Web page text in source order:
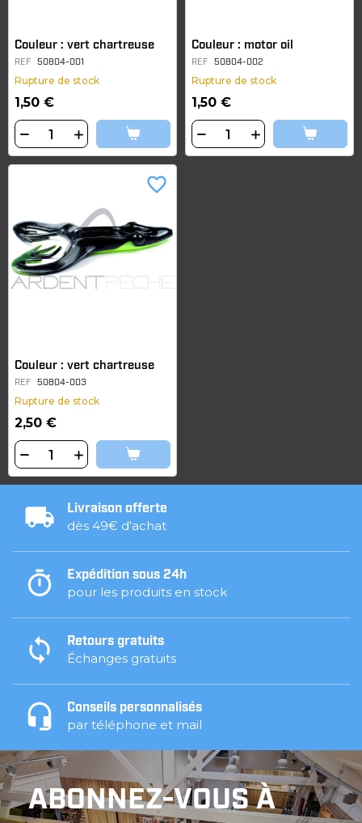
Couleur : vert chartreuse
REF 50804-001
Rupture de stock
1,50 €
Couleur : motor oil
REF 50804-002
Rupture de stock
1,50 €
Couleur : vert chartreuse
REF 50804-003
Rupture de stock
2,50 €
favorite_border
Livraison offerte
dès 49€ d'achat
Expédition sous 24h
pour les produits en stock
Retours gratuits
Échanges gratuits
Conseils personnalisés
par téléphone et mail
ABONNEZ-VOUS À